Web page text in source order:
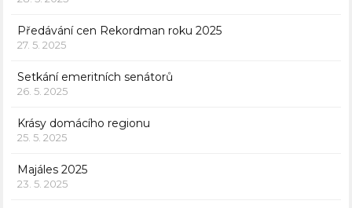
Předávání cen Rekordman roku 2025
27. 5. 2025
Setkání emeritních senátorů
26. 5. 2025
Krásy domácího regionu
25. 5. 2025
Majáles 2025
23. 5. 2025